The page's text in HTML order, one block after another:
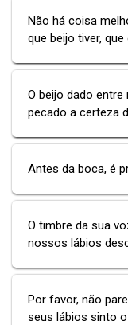
Não há coisa
que beijo tiver,
O beijo dado
pecado a certeza
Antes da boca, é
O timbre da sua
nossos lábios
Por favor, não
seus lábios sinto